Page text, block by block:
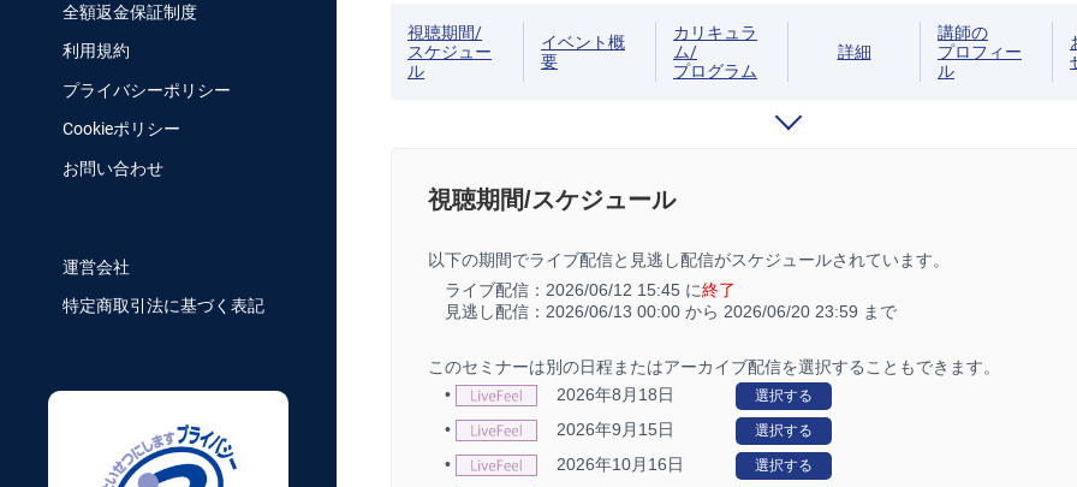
全額返金保証制度
利用規約
プライバシーポリシー
Cookieポリシー
お問い合わせ
運営会社
特定商取引法に基づく表記
視聴期間/
スケジュー
ル
イベント概
要
カリキュラ
ム/
プログラム
詳細
講師の
プロフィー
ル
視聴期間/スケジュール
以下の期間でライブ配信と見逃し配信がスケジュールされています。
ライブ配信： 2026/06/12 15:45 に終了
見逃し配信： 2026/06/13 00:00 から 2026/06/20 23:59 まで
このセミナーは別の日程またはアーカイブ配信を選択することもできます。
•
2026年8月18日 選択する
• 2026年9月15日 選択する
• 2026年10月16日 選択する